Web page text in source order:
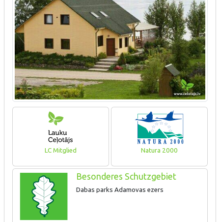
LC Mitglied Natura 2000
Besonderes Schutzgebiet
Dabas parks Adamovas ezers